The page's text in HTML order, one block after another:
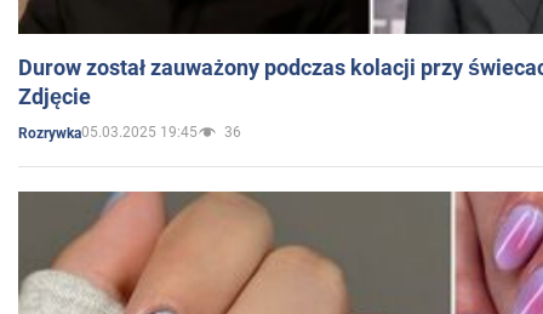
Durow został zauważony podczas kolacji przy
Zdjęcie
Rozrywka05.03.2025 19:45 36